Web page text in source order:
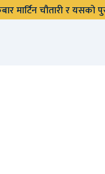
मार्टिन चौतारी र